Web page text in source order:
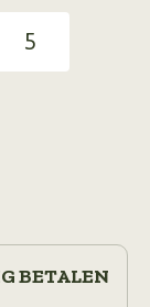
5
BETALEN